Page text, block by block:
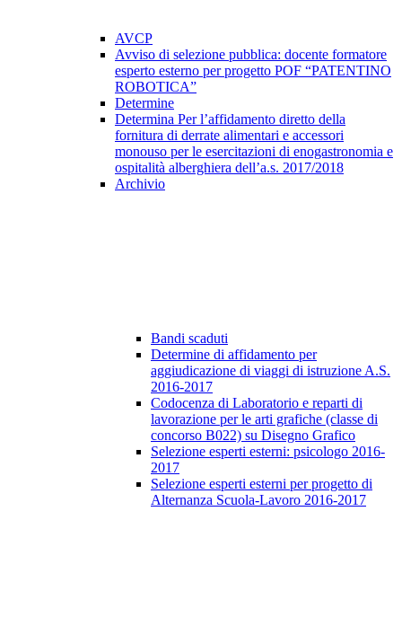
AVCP
Avviso di selezione pubblica: docente formatore
esperto esterno per progetto POF “PATENTINO
ROBOTICA”
Determine
Determina Per l’affidamento diretto della
fornitura di derrate alimentari e accessori
monouso per le esercitazioni di enogastronomia e
ospitalità alberghiera dell’a.s. 2017/2018
Archivio
Bandi scaduti
Determine di affidamento per
aggiudicazione di viaggi di istruzione A.S.
2016-2017
Codocenza di Laboratorio e reparti di
lavorazione per le arti grafiche (classe di
concorso B022) su Disegno Grafico
Selezione esperti esterni: psicologo 2016-
2017
Selezione esperti esterni per progetto di
Alternanza Scuola-Lavoro 2016-2017